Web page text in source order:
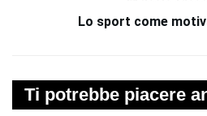
Lo sport come
Ti potrebbe piacere